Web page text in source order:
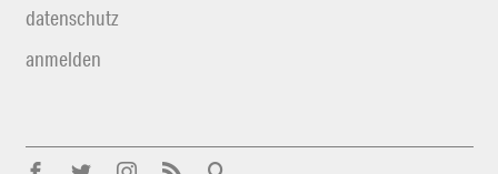
datenschutz
anmelden